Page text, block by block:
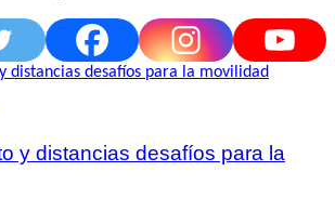
y distancias desafíos para la